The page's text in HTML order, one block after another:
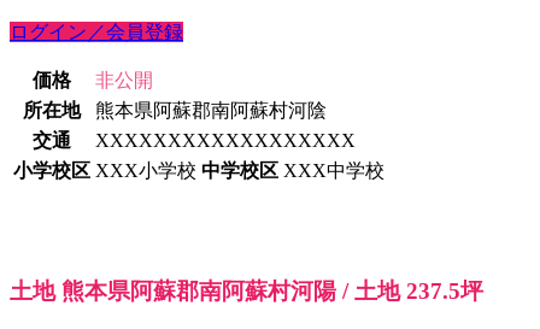
ログイン／会員登録
価格
非公開
所在地
熊本県阿蘇郡南阿蘇村河陰
交通
XXXXXXXXXXXXXXXXXX
小学校区 XXX小学校 中学校区 XXX中学校
土地 熊本県阿蘇郡南阿蘇村河陽 / 土地 237.5坪